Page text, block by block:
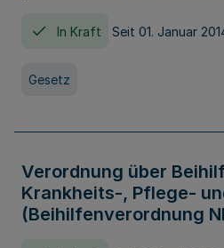
In Kraft Seit 01. Januar
Gesetz
Verordnung über
Krankheits-, Pflege-
(Beihilfenverordnung